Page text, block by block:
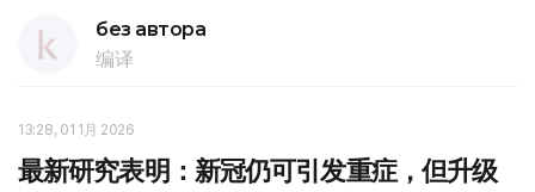
без автора
编译
13:28, 01 1月 2026
最新研究表明：新冠仍可引发重症，但升级